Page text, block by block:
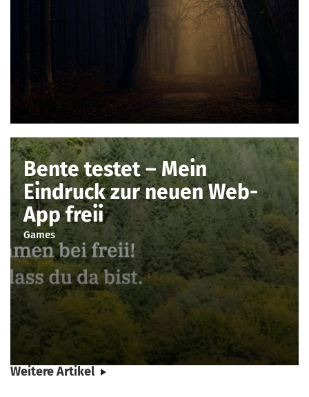
Bente testet – Mein
Eindruck zur neuen Web-
App freii
Games
Weitere Artikel